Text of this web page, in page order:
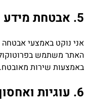
5. אבטחת מידע
אני נוקט באמצעי
באמצעות שירות מאובטח.
6. עוגיות ואחסון מקומי